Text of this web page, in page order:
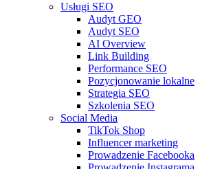
Usługi SEO
Audyt GEO
Audyt SEO
AI Overview
Link Building
Performance SEO
Pozycjonowanie lokalne
Strategia SEO
Szkolenia SEO
Social Media
TikTok Shop
Influencer marketing
Prowadzenie Facebooka